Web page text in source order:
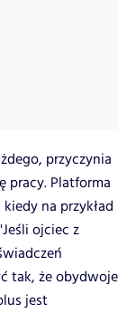
przyczynia
pracy. Platforma
na przykład
ojciec z
tak, że obydwoje
jest